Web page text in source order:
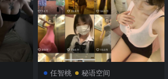
任智桃 秘语空间